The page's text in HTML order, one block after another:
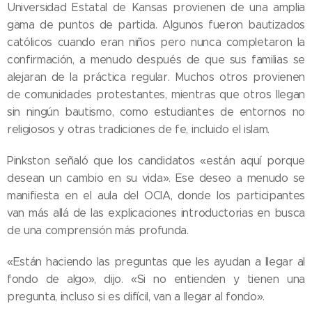
Universidad Estatal de Kansas provienen de una amplia
gama de puntos de partida. Algunos fueron bautizados
católicos cuando eran niños pero nunca completaron la
confirmación, a menudo después de que sus familias se
alejaran de la práctica regular. Muchos otros provienen
de comunidades protestantes, mientras que otros llegan
sin ningún bautismo, como estudiantes de entornos no
religiosos y otras tradiciones de fe, incluido el islam.
Pinkston señaló que los candidatos «están aquí porque
desean un cambio en su vida». Ese deseo a menudo se
manifiesta en el aula del OCIA, donde los participantes
van más allá de las explicaciones introductorias en busca
de una comprensión más profunda.
«Están haciendo las preguntas que les ayudan a llegar al
fondo de algo», dijo. «Si no entienden y tienen una
pregunta, incluso si es difícil, van a llegar al fondo».